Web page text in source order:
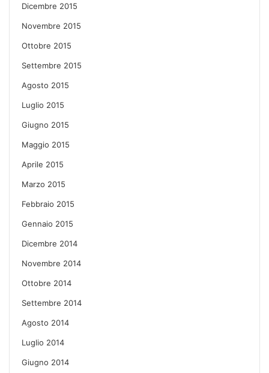
Dicembre 2015
Novembre 2015
Ottobre 2015
Settembre 2015
Agosto 2015
Luglio 2015
Giugno 2015
Maggio 2015
Aprile 2015
Marzo 2015
Febbraio 2015
Gennaio 2015
Dicembre 2014
Novembre 2014
Ottobre 2014
Settembre 2014
Agosto 2014
Luglio 2014
Giugno 2014